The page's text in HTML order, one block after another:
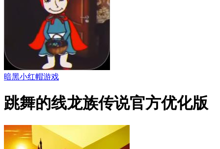
暗黑小红帽游戏
跳舞的线龙族传说官方优化版